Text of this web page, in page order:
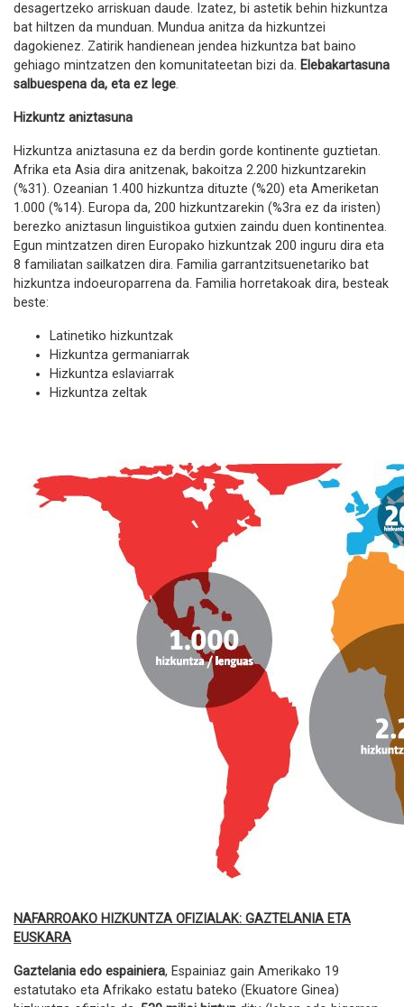
desagertzeko arriskuan daude. Izatez, bi astetik behin hizkuntza
bat hiltzen da munduan. Mundua anitza da hizkuntzei
dagokienez. Zatirik handienean jendea hizkuntza bat baino
gehiago mintzatzen den komunitateetan bizi da. Elebakartasuna
salbuespena da, eta ez lege.
Hizkuntz aniztasuna
Hizkuntza aniztasuna ez da berdin gorde kontinente guztietan.
Afrika eta Asia dira anitzenak, bakoitza 2.200 hizkuntzarekin
(%31). Ozeanian 1.400 hizkuntza dituzte (%20) eta Ameriketan
1.000 (%14). Europa da, 200 hizkuntzarekin (%3ra ez da iristen)
berezko aniztasun linguistikoa gutxien zaindu duen kontinentea.
Egun mintzatzen diren Europako hizkuntzak 200 inguru dira eta
8 familiatan sailkatzen dira. Familia garrantzitsuenetariko bat
hizkuntza indoeuroparrena da. Familia horretakoak dira, besteak
beste:
Latinetiko hizkuntzak
Hizkuntza germaniarrak
Hizkuntza eslaviarrak
Hizkuntza zeltak
NAFARROAKO HIZKUNTZA OFIZIALAK: GAZTELANIA ETA
EUSKARA
Gaztelania edo espainiera, Espainiaz gain Amerikako 19
estatutako eta Afrikako estatu bateko (Ekuatore Ginea)